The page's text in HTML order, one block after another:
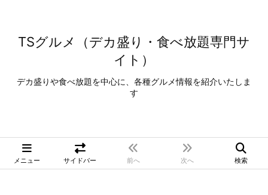
TSグルメ（デカ盛り・食べ放題専門サ
イト）
デカ盛りや食べ放題を中心に、各種グルメ情報を紹介いたしま
す
メニュー サイドバー 前へ 次へ 検索